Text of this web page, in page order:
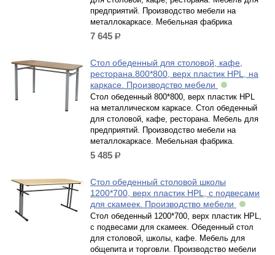
предприятий. Производство мебели на
металлокаркасе. Мебельная фабрика
7 645 р.
Стол обеденный для столовой, кафе,
ресторана.800*800, верх пластик HPL, на
каркасе. Производство мебели
Стол обеденный 800*800, верх пластик HPL
на металлическом каркасе. Стол обеденный
для столовой, кафе, ресторана. Мебель для
предприятий. Производство мебели на
металлокаркасе. Мебельная фабрика.
5 485 р.
Стол обеденный столовой школы
1200*700, верх пластик HPL, с подвесами
для скамеек. Производство мебели
Стол обеденный 1200*700, верх пластик HPL,
с подвесами для скамеек. Обеденный стол
для столовой, школы, кафе. Мебель для
общепита и торговли. Производство мебели